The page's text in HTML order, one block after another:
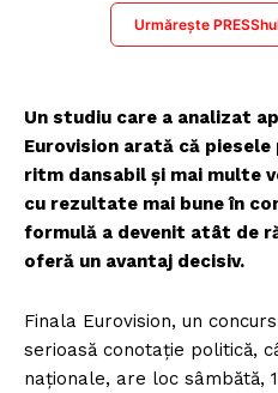
Urmărește
Un studiu care a analizat
Eurovision arată că piesele
ritm dansabil și mai multe
cu rezultate mai bune în
formulă a devenit atât de
oferă un avantaj decisiv.
Finala Eurovision, un
serioasă conotație politică,
naționale, are loc sâmbătă,